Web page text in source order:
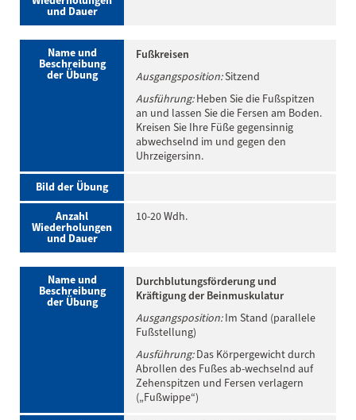
und Dauer
Name und
Beschreibung
der Übung
Fußkreisen
Ausgangsposition:Sitzend
Ausführung:Heben Sie die Fußspitzen
an und lassen Sie die Fersen am Boden.
Kreisen Sie Ihre Füße gegensinnig
abwechselnd im und gegen den
Uhrzeigersinn.
Bild der Übung
Anzahl
Wiederholungen
und Dauer
10-20 Wdh.
Name und
Beschreibung
der Übung
Durchblutungsförderung und
Kräftigung der Beinmuskulatur
Ausgangsposition:Im Stand (parallele
Fußstellung)
Ausführung:Das Körpergewicht durch
Abrollen des Fußes ab-wechselnd auf
Zehenspitzen und Fersen verlagern
(„Fußwippe“)